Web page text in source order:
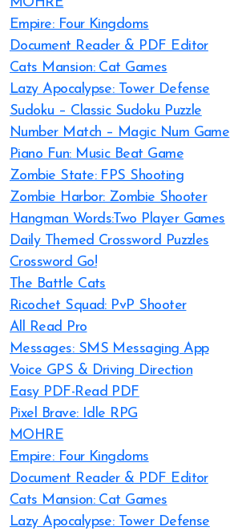
Empire: Four Kingdoms
Document Reader & PDF Editor
Cats Mansion: Cat Games
Lazy Apocalypse: Tower Defense
Sudoku – Classic Sudoku Puzzle
Number Match – Magic Num Game
Piano Fun: Music Beat Game
Zombie State: FPS Shooting
Zombie Harbor: Zombie Shooter
Hangman Words:Two Player Games
Daily Themed Crossword Puzzles
Crossword Go!
The Battle Cats
Ricochet Squad: PvP Shooter
All Read Pro
Messages: SMS Messaging App
Voice GPS & Driving Direction
Easy PDF-Read PDF
Pixel Brave: Idle RPG
MOHRE
Empire: Four Kingdoms
Document Reader & PDF Editor
Cats Mansion: Cat Games
Lazy Apocalypse: Tower Defense